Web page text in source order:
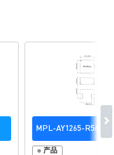
MPL-AY1265-R56
产品